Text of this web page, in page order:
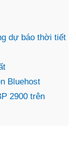
dự báo thời tiết
Bluehost
2900 trên